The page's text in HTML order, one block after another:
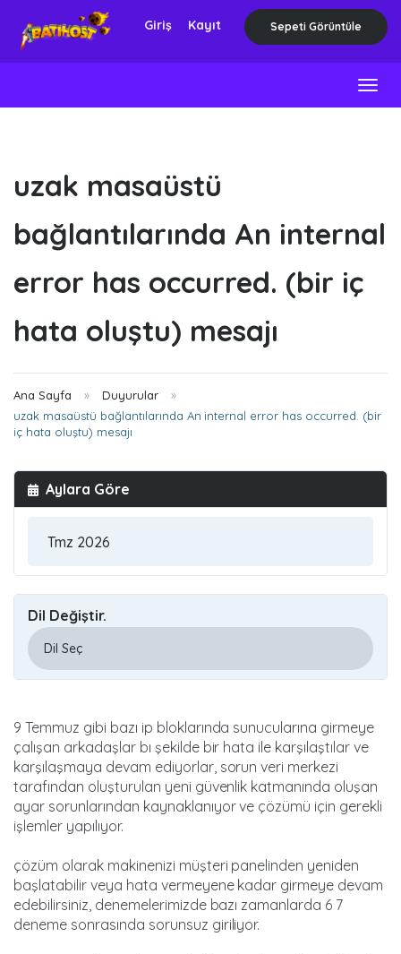
Giriş Kayıt Sepeti Görüntüle
uzak masaüstü
bağlantılarında An internal
error has occurred. (bir iç
hata oluştu) mesajı
Ana Sayfa
Duyurular
uzak masaüstü bağlantılarında An internal error has occurred. (bir
iç hata oluştu) mesajı
Aylara Göre
Dil Değiştir.
9 Temmuz gibi bazı ip bloklarında sunucularına girmeye
çalışan arkadaşlar bı şekilde bir hata ile karşılaştılar ve
karşılaşmaya devam ediyorlar, sorun veri merkezi
tarafından oluşturulan yeni güvenlik katmanında oluşan
ayar sorunlarından kaynaklanıyor ve çözümü için gerekli
işlemler yapılıyor.
çözüm olarak makinenizi müşteri panelinden yeniden
başlatabilir veya hata vermeyene kadar girmeye devam
edebilirsiniz, denemelerimizde bazı zamanlarda 6 7
deneme sonrasında sorunsuz giriliyor.